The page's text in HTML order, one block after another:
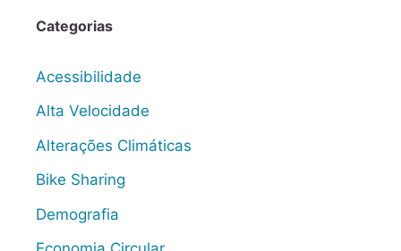
Categorias
Acessibilidade
Alta Velocidade
Alterações Climáticas
Bike Sharing
Demografia